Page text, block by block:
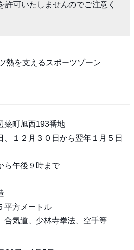
許可いたしませんのでご注意く
熱を支えるスポーツゾーン
蘂町旭西193番地
１２月３０日から翌年１月５日
ら午後９時まで
方メートル
気道、少林寺拳法、空手等